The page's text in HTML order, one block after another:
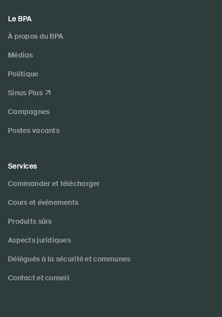
Le BPA
À propos du BPA
Médias
Politique
Sinus Plus
Campagnes
Postes vacants
Services
Commander et télécharger
Cours et événements
Produits sûrs
Aspects juridiques
Délégués à la sécurité et communes
Contact et conseil